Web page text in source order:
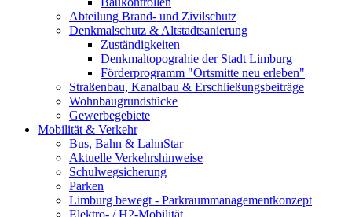
Abteilung Brand- und Zivilschutz
Denkmalschutz & Altstadtsanierung
Zuständigkeiten
Denkmaltopograhie der Stadt Limburg
Förderprogramm "Ortsmitte neu erleben"
Straßenbau, Kanalbau & Erschließungsbeiträge
Wohnbaugrundstücke
Gewerbegebiete
Mobilität & Verkehr
Bus, Bahn & LahnStar
Aktuelle Verkehrshinweise
Schulwegsicherung
Parken
Limburg bewegt - Park­raum­management­konzept
Elektro- / H2-Mobilität